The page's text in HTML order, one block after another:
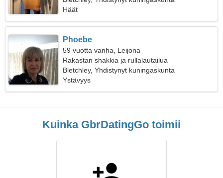
Häät
Phoebe
59 vuotta vanha, Leijona
Rakastan shakkia ja rullalautailua
Bletchley, Yhdistynyt kuningaskunta
Ystävyys
Kuinka GbrDatingGo toimii